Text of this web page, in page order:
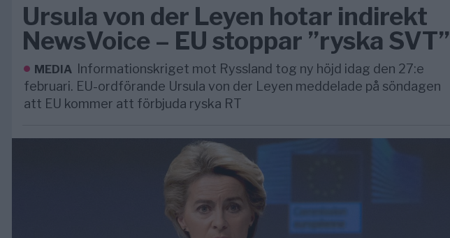
Ursula von der Leyen hotar indirekt
NewsVoice – EU stoppar ”ryska SVT”
MEDIA Informationskriget mot Ryssland tog ny höjd idag den 27:e
februari. EU-ordförande Ursula von der Leyen meddelade på söndagen
att EU kommer att förbjuda ryska RT